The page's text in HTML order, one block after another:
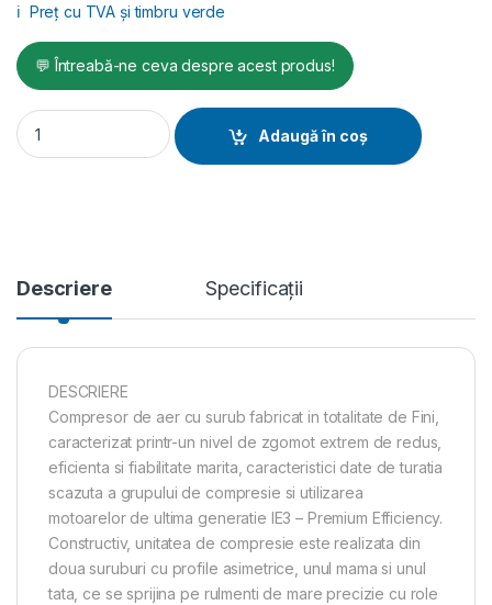
ℹ️ Preț cu TVA și timbru verde
💬 Întreabă-ne ceva despre acest produs!
Compresor de aer cu surub Fini PLUS 15-13-500 ES, 400 V,
Adaugă în coș
Descriere Specificații
DESCRIERE
Compresor de aer cu surub fabricat in totalitate de Fini,
caracterizat printr-un nivel de zgomot extrem de redus,
eficienta si fiabilitate marita, caracteristici date de turatia
scazuta a grupului de compresie si utilizarea
motoarelor de ultima generatie IE3 – Premium Efficiency.
Constructiv, unitatea de compresie este realizata din
doua suruburi cu profile asimetrice, unul mama si unul
tata, ce se sprijina pe rulmenti de mare precizie cu role